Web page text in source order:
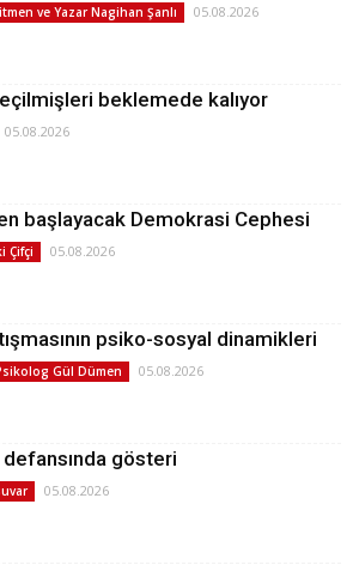
ve Yazar Nagihan Şanlı 05.08.2026
beklemede kalıyor
05.08.2026
başlayacak Demokrasi Cephesi
Çifçi 05.08.2026
psiko-sosyal dinamikleri
Gül Dümen 05.08.2026
gösteri
05.08.2026